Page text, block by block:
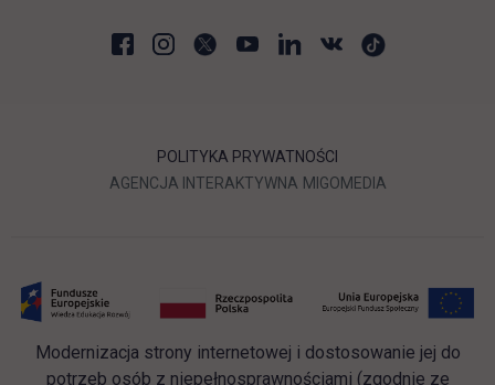
POLITYKA PRYWATNOŚCI
AGENCJA INTERAKTYWNA LINK OTWIERA SIĘ W
MIGOMEDIA
Modernizacja strony internetowej i dostosowanie jej do
potrzeb osób z niepełnosprawnościami (zgodnie ze